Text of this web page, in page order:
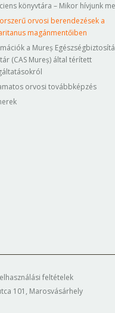
könyvtára – Mikor hívjunk
orvosi berendezések a
magánmentőiben
a Mureș
(CAS Mureș) által térített
orvosi továbbképzés
feltételek
101, Marosvásárhely